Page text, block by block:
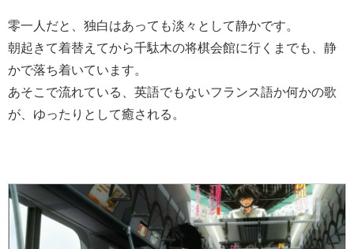
零一人だと、独白はあっても淡々として静かです。
朝起きて着替えてから千駄木の将棋会館に行くまでも、静
かで落ち着いています。
あそこで流れている、英語でもないフランス語か何かの歌
が、ゆったりとして癒される。